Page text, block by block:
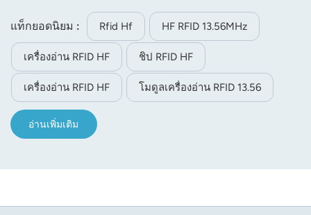
โมดูลนี้รองรับการ์ด IC Mifare 1 และใช้งานร่วมกับ
โปรโตคอล ISO14443A และ ISO 15693 ได้ โดยจะระบุ IC
และอ่านบล็อกข้อมูลที่กำหนด เมื่อการ์ด IC อยู่ใกล้กับเสา
อากาศของโมดูล โมดูลจะอ่านบล็อกข้อมูลที่กำหนด โมดูลนี้
ใช้พอร์ตสัญญาณ UART 3.3V TTL และแหล่งจ่ายไฟ DC 5V
แท็กยอดนิยม : Rfid Hf HF RFID 13.56MHz
เครื่องอ่าน RFID HF ชิป RFID HF
เครื่องอ่าน RFID HF โมดูลเครื่องอ่าน RFID 13.56
อ่านเพิ่มเติม